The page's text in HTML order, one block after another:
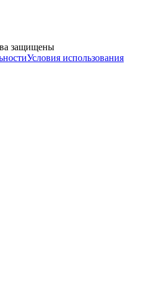
защищены
Условия использования